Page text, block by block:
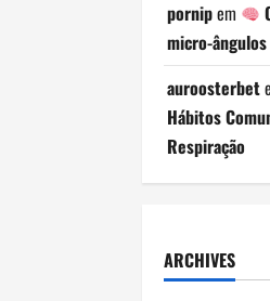
pornipem
micro-ângulos
auroosterbet
Hábitos
Respiração
ARCHIVES